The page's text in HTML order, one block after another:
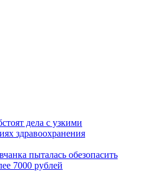
дела с узкими
здравоохранения
пыталась обезопасить
7000 рублей